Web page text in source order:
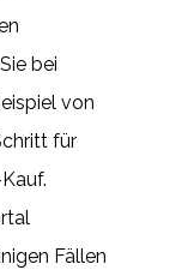
bei
von
für
Fällen